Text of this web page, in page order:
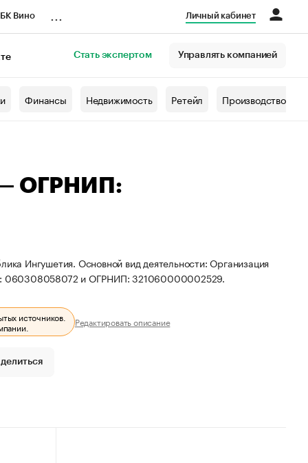
Вино Личный кабинет
Стать экспертом Управлять компанией
Финансы Недвижимость Ретейл Производство
— ОГРНИП:
Ингушетия. Основной вид деятельности: Организация
060308058072 и ОГРНИП: 321060000002529.
источников. Редактировать описание